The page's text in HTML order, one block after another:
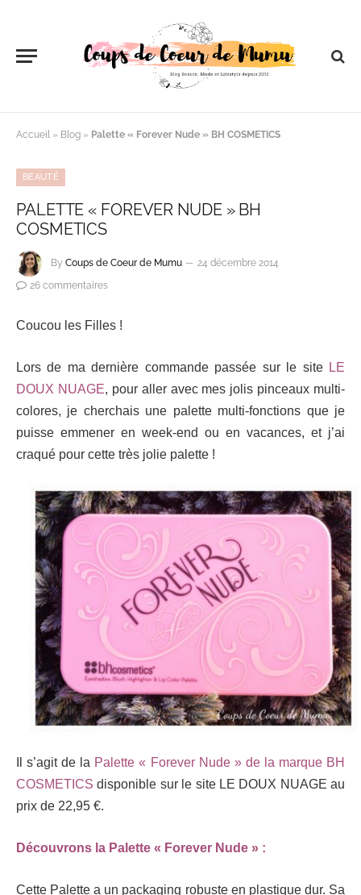
Accueil » Blog » Palette « Forever Nude » BH COSMETICS
BEAUTÉ
PALETTE « FOREVER NUDE » BH
COSMETICS
By Coups de Coeur de Mumu
24 décembre 2014
26 commentaires
Coucou les Filles !
Lors de ma dernière commande passée sur le site LE
DOUX NUAGE, pour aller avec mes jolis pinceaux multi-
colores, je cherchais une palette multi-fonctions que je
puisse emmener en week-end ou en vacances, et j’ai
craqué pour cette très jolie palette !
Il s’agit de la Palette « Forever Nude » de la marque BH
COSMETICS disponible sur le site LE DOUX NUAGE au
prix de 22,95 €.
Découvrons la Palette « Forever Nude » :
Cette Palette a un packaging robuste en plastique dur. Sa